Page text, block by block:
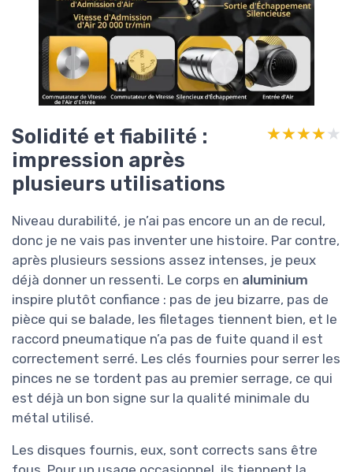
Solidité et fiabilité :
impression après
plusieurs utilisations
★★★★★
★★★★★
Niveau durabilité, je n’ai pas encore un an de recul,
donc je ne vais pas inventer une histoire. Par contre,
après plusieurs sessions assez intenses, je peux
déjà donner un ressenti. Le corps en aluminium
inspire plutôt confiance : pas de jeu bizarre, pas de
pièce qui se balade, les filetages tiennent bien, et le
raccord pneumatique n’a pas de fuite quand il est
correctement serré. Les clés fournies pour serrer les
pinces ne se tordent pas au premier serrage, ce qui
est déjà un bon signe sur la qualité minimale du
métal utilisé.
Les disques fournis, eux, sont corrects sans être